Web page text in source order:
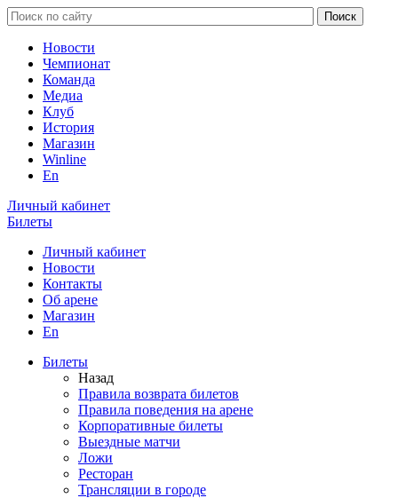
Новости
Чемпионат
Команда
Медиа
Клуб
История
Магазин
Winline
En
Личный кабинет
Билеты
Личный кабинет
Новости
Контакты
Об арене
Магазин
En
Билеты
Назад
Правила возврата билетов
Правила поведения на арене
Корпоративные билеты
Выездные матчи
Ложи
Ресторан
Трансляции в городе